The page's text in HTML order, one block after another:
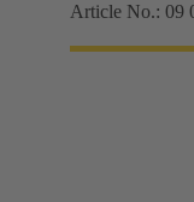
Article No.: 09